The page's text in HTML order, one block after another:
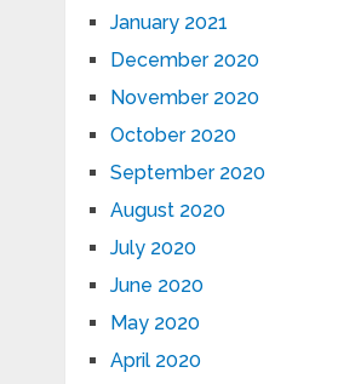
January 2021
December 2020
November 2020
October 2020
September 2020
August 2020
July 2020
June 2020
May 2020
April 2020